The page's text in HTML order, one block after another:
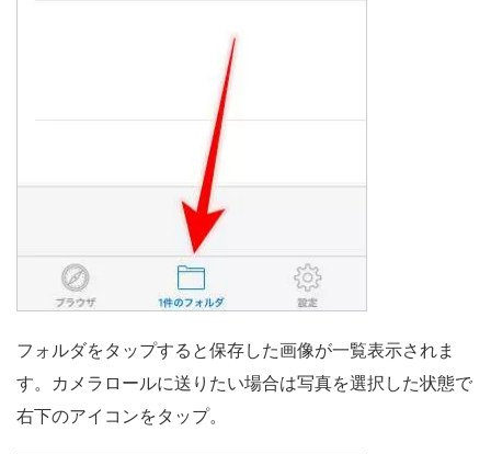
フォルダをタップすると保存した画像が一覧表示されま
す。カメラロールに送りたい場合は写真を選択した状態で
右下のアイコンをタップ。